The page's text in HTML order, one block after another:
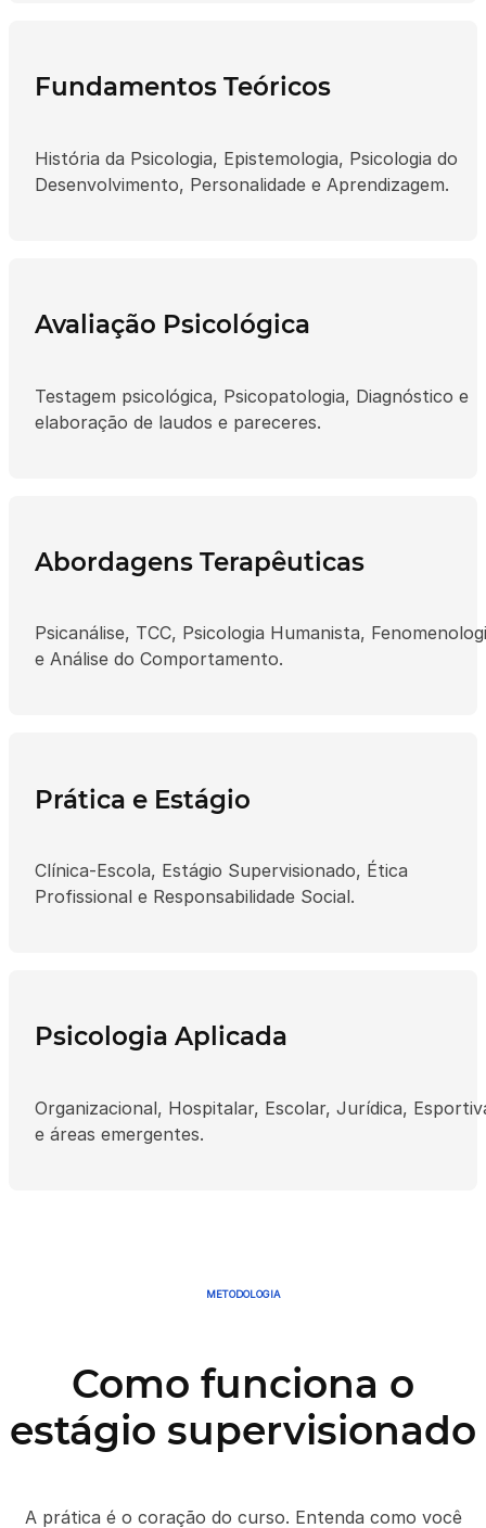
Fundamentos Teóricos
História da Psicologia, Epistemologia, Psicologia do
Desenvolvimento, Personalidade e Aprendizagem.
Avaliação Psicológica
Testagem psicológica, Psicopatologia, Diagnóstico e
elaboração de laudos e pareceres.
Abordagens Terapêuticas
Psicanálise, TCC, Psicologia Humanista,
e Análise do Comportamento.
Prática e Estágio
Clínica-Escola, Estágio Supervisionado, Ética
Profissional e Responsabilidade Social.
Psicologia Aplicada
Organizacional, Hospitalar, Escolar, Jurídica,
e áreas emergentes.
METODOLOGIA
Como funciona o
estágio supervisionado
A prática é o coração do curso. Entenda como você